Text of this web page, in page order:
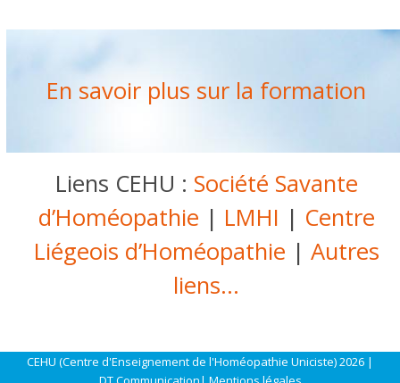
En savoir plus sur la formation
Liens CEHU : Société Savante
d’Homéopathie | LMHI | Centre
Liégeois d’Homéopathie | Autres
liens…
CEHU (Centre d'Enseignement de l'Homéopathie Uniciste) 2026 |